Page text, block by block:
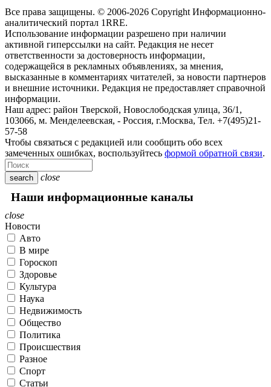
Все права защищены. © 2006-2026 Copyright Информационно-
аналитический портал 1RRE.
Использование информации разрешено при наличии
активной гиперссылки на сайт. Редакция не несет
ответственности за достоверность информации,
содержащейся в рекламных объявлениях, за мнения,
высказанные в комментариях читателей, за новости партнеров
и внешние источники. Редакция не предоставляет справочной
информации.
Наш адрес: район Тверской, Новослободская улица, 36/1 ,
103066, м. Менделеевская, - Россия, г.Москва, Тел. +7(495)21-
57-58
Чтобы связаться с редакцией или сообщить обо всех
замеченных ошибках, воспользуйтесь формой обратной связи.
search close
Наши информационные каналы
close
Новости
Авто
В мире
Гороскоп
Здоровье
Культура
Наука
Недвижимость
Общество
Политика
Происшествия
Разное
Спорт
Статьи